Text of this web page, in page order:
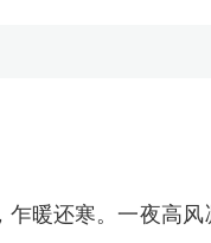
暖还寒。一夜高